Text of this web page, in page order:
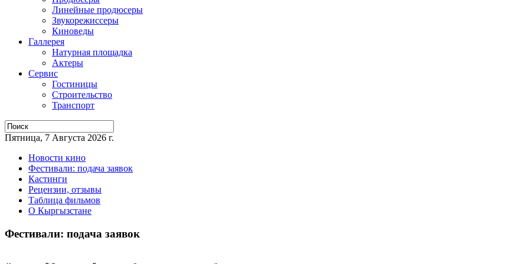
Линейные продюсеры
Звукорежиссеры
Киноведы
Галлерея
Натурная площадка
Актеры
Сервис
Гостиницы
Строительство
Транспорт
Пятница, 7 Августа 2026 г.
Новости кино
Фестивали: подача заявок
Кастинги
Рецензии, отзывы
Таблица фильмов
О Кыргызстане
Фестивали: подача заявок